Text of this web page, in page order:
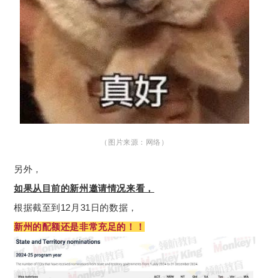
（图片来源：网络）
另外，
如果从目前的新州邀请情况来看，
根据截至到12月31日的数据，
新州的配额还是非常充足的！！